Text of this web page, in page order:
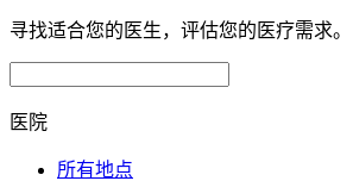
寻找适合您的医生，评估您的医疗需求。
医院
所有地点